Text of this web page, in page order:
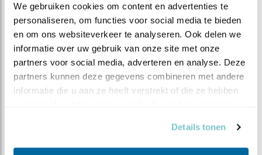
We gebruiken cookies om content en advertenties te
personaliseren, om functies voor social media te bieden
en om ons websiteverkeer te analyseren. Ook delen we
informatie over uw gebruik van onze site met onze
partners voor social media, adverteren en analyse. Deze
partners kunnen deze gegevens combineren met andere
informatie die u aan ze heeft verstrekt of die ze hebben
Details tonen